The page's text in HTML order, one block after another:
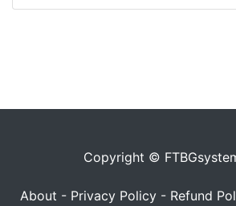
Copyright ©
About - Privacy Policy - Refund